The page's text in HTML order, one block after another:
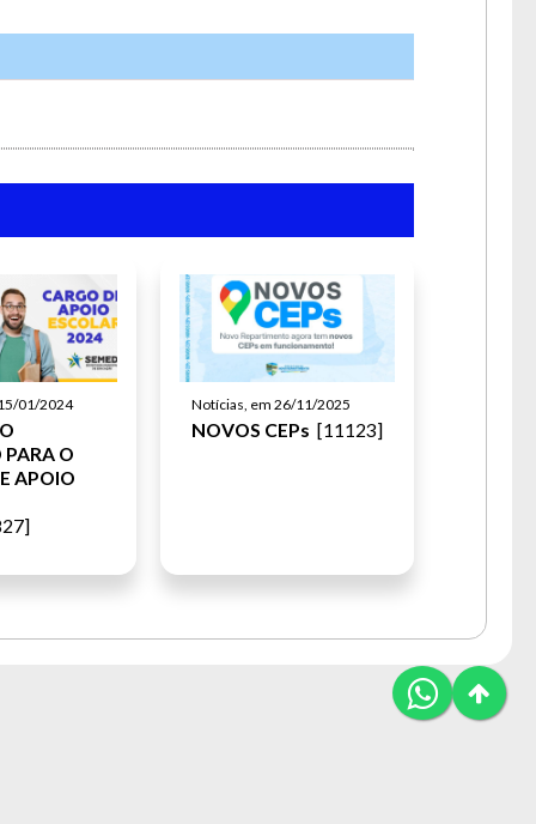
01/2024
PARA O
APOIO
Notícias, em 26/11/2025
NOVOS CEPs [11123]